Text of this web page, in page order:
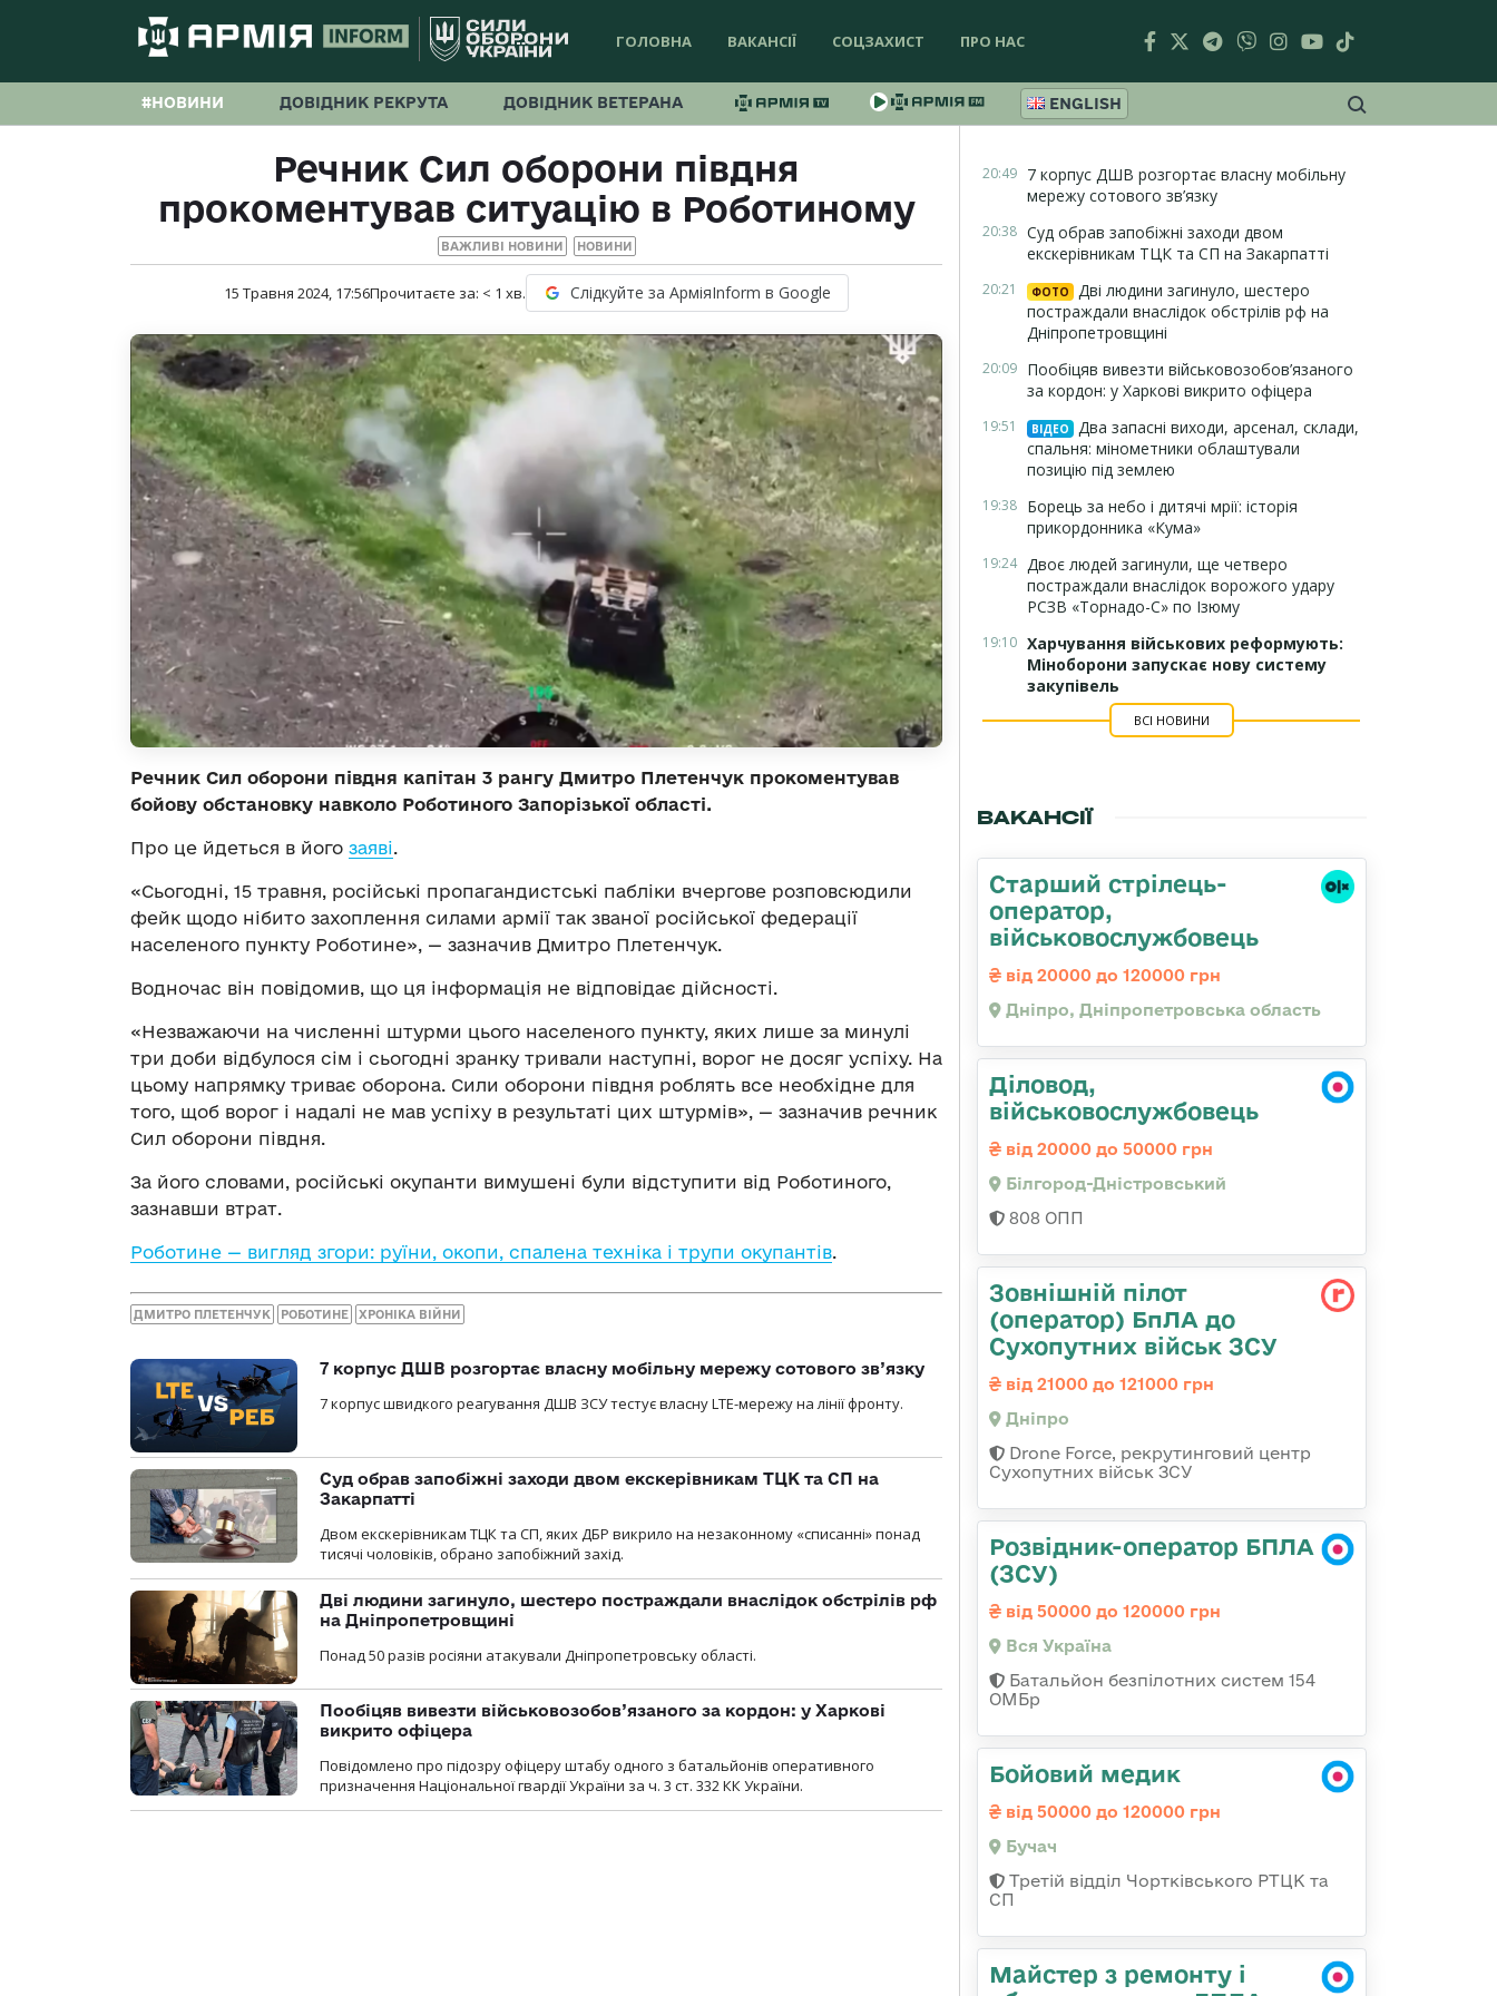
ГОЛОВНА ВАКАНСІЇ СОЦЗАХИСТ ПРО НАС
#НОВИНИ ДОВІДНИК РЕКРУТА ДОВІДНИК ВЕТЕРАНА ENGLISH
Речник Сил оборони півдня
прокоментував ситуацію в Роботиному
ВАЖЛИВІ НОВИНИ НОВИНИ
15 Травня 2024, 17:56Прочитаєте за: < 1 хв. Слідкуйте за АрміяInform в Google
Речник Сил оборони півдня капітан 3 рангу Дмитро Плетенчук прокоментував
бойову обстановку навколо Роботиного Запорізької області.
Про це йдеться в його заяві.
«Сьогодні, 15 травня, російські пропагандистські пабліки вчергове розповсюдили
фейк щодо нібито захоплення силами армії так званої російської федерації
населеного пункту Роботине», — зазначив Дмитро Плетенчук.
Водночас він повідомив, що ця інформація не відповідає дійсності.
«Незважаючи на численні штурми цього населеного пункту, яких лише за минулі
три доби відбулося сім і сьогодні зранку тривали наступні, ворог не досяг успіху. На
цьому напрямку триває оборона. Сили оборони півдня роблять все необхідне для
того, щоб ворог і надалі не мав успіху в результаті цих штурмів», — зазначив речник
Сил оборони півдня.
За його словами, російські окупанти вимушені були відступити від Роботиного,
зазнавши втрат.
Роботине — вигляд згори: руїни, окопи, спалена техніка і трупи окупантів.
ДМИТРО ПЛЕТЕНЧУК РОБОТИНЕ ХРОНІКА ВІЙНИ
7 корпус ДШВ розгортає власну мобільну мережу сотового зв’язку
7 корпус швидкого реагування ДШВ ЗСУ тестує власну LTE-мережу на лінії фронту.
Суд обрав запобіжні заходи двом екскерівникам ТЦК та СП на
Закарпатті
Двом екскерівникам ТЦК та СП, яких ДБР викрило на незаконному «списанні» понад
тисячі чоловіків, обрано запобіжний захід.
Дві людини загинуло, шестеро постраждали внаслідок обстрілів рф
на Дніпропетровщині
Понад 50 разів росіяни атакували Дніпропетровську області.
Пообіцяв вивезти військовозобов’язаного за кордон: у Харкові
викрито офіцера
Повідомлено про підозру офіцеру штабу одного з батальйонів оперативного
призначення Національної гвардії України за ч. 3 ст. 332 КК України.
20:49 7 корпус ДШВ розгортає власну мобільну
мережу сотового зв’язку
20:38 Суд обрав запобіжні заходи двом
екскерівникам ТЦК та СП на Закарпатті
20:21 ФОТО
Дві людини загинуло, шестеро
постраждали внаслідок обстрілів рф на
Дніпропетровщині
20:09 Пообіцяв вивезти військовозобов’язаного
за кордон: у Харкові викрито офіцера
19:51 ВІДЕО
Два запасні виходи, арсенал, склади,
спальня: мінометники облаштували
позицію під землею
19:38 Борець за небо і дитячі мрії: історія
прикордонника «Кума»
19:24 Двоє людей загинули, ще четверо
постраждали внаслідок ворожого удару
РСЗВ «Торнадо-С» по Ізюму
19:10 Харчування військових реформують:
Міноборони запускає нову систему
закупівель
ВСІ НОВИНИ
ВАКАНСІЇ
Старший стрілець-
оператор,
військовослужбовець
від 20000 до 120000 грн
Дніпро, Дніпропетровська область
Діловод,
військовослужбовець
від 20000 до 50000 грн
Білгород-Дністровський
808 ОПП
Зовнішній пілот
(оператор) БпЛА до
Сухопутних військ ЗСУ
від 21000 до 121000 грн
Дніпро
Drone Force, рекрутинговий центр
Сухопутних військ ЗСУ
Розвідник-оператор БПЛА
(ЗСУ)
від 50000 до 120000 грн
Вся Україна
Батальйон безпілотних систем 154
ОМБр
Бойовий медик
від 50000 до 120000 грн
Бучач
Третій відділ Чортківського РТЦК та
СП
Майстер з ремонту і